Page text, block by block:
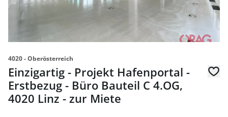
4020 - Oberösterreich
Einzigartig - Projekt Hafenportal -
Erstbezug - Büro Bauteil C 4.OG,
4020 Linz - zur Miete